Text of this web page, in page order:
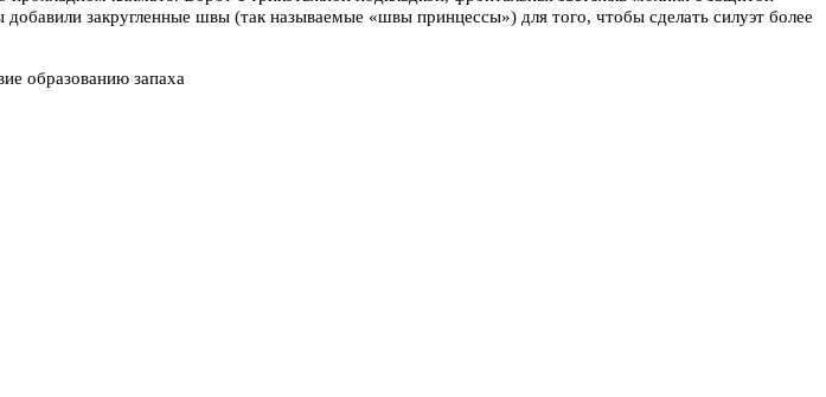
закругленные швы (так называемые «швы принцессы») для того, чтобы сделать силуэт более
образованию запаха